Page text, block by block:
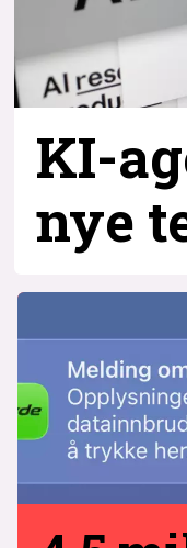
KI-
nye